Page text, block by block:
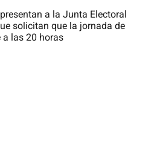
a la Junta Electoral
solicitan que la jornada de
a las 20 horas